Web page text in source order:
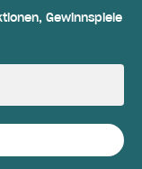
Gewinnspiele